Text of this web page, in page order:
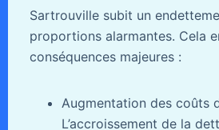
Sartrouville subit un
proportions alarmantes. Cela
conséquences majeures :
Augmentation des coûts
L’accroissement de la